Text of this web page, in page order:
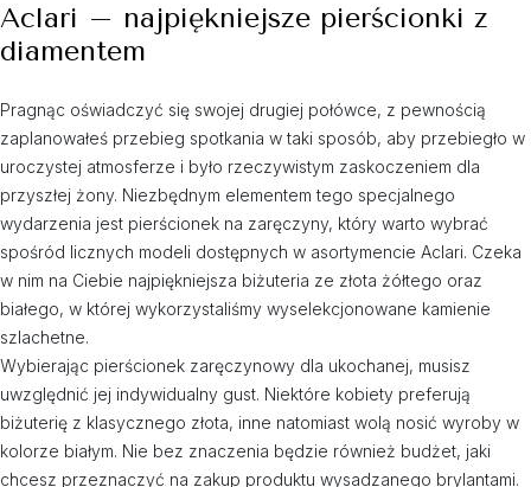
Aclari – najpiękniejsze pierścionki z
diamentem
Pragnąc oświadczyć się swojej drugiej połówce, z pewnością
zaplanowałeś przebieg spotkania w taki sposób, aby przebiegło w
uroczystej atmosferze i było rzeczywistym zaskoczeniem dla
przyszłej żony. Niezbędnym elementem tego specjalnego
wydarzenia jest pierścionek na zaręczyny, który warto wybrać
spośród licznych modeli dostępnych w asortymencie Aclari. Czeka
w nim na Ciebie najpiękniejsza biżuteria ze złota żółtego oraz
białego, w której wykorzystaliśmy wyselekcjonowane kamienie
szlachetne.
Wybierając pierścionek zaręczynowy dla ukochanej, musisz
uwzględnić jej indywidualny gust. Niektóre kobiety preferują
biżuterię z klasycznego złota, inne natomiast wolą nosić wyroby w
kolorze białym. Nie bez znaczenia będzie również budżet, jaki
chcesz przeznaczyć na zakup produktu wysadzanego brylantami.